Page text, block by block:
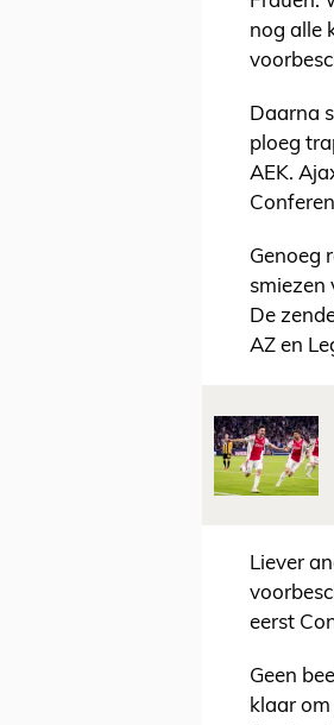
nog alle
Daarna
ploeg
AEK.
Genoeg
smiezen
De
AZ en
Liever
eerst
Geen
klaar